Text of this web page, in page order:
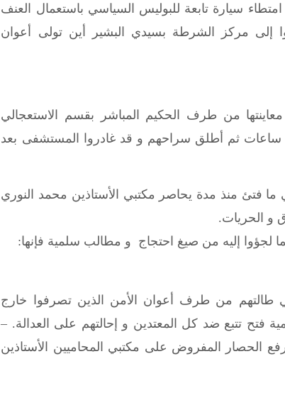
سيارة تابعة للبوليس السياسي باستعمال العنف
إلى مركز الشرطة بسيدي البشير أين تولى أعوان
من طرف الحكيم المباشر بقسم الاستعجالي
ساعات ثم أطلق سراحهم و قد غادروا المستشفى بعد
فتئ منذ مدة يحاصر مكتبي الأستاذين محمد النوري
لجؤوا إليه من صيغ احتجاج و مطالب سلمية فإنها:
طالتهم من طرف أعوان الأمن الذين تصرفوا خارج
فتح تتبع ضد كل المعتدين و إحالتهم على العدالة. –
و الحريات برفع الحصار المفروض على مكتبي المحاميين الأستاذين